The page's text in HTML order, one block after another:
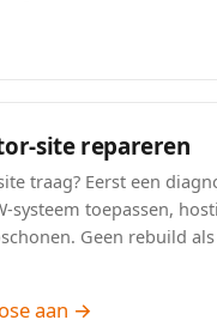
site repareren
traag? Eerst een
systeem toepassen,
Geen rebuild
aan →